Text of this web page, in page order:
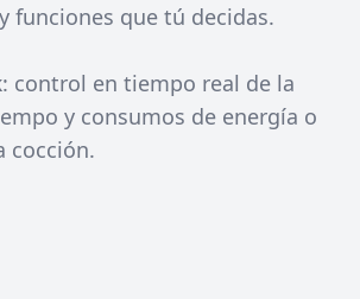
funciones que tú decidas.
: control en tiempo real de la
y consumos de energía o
cocción.